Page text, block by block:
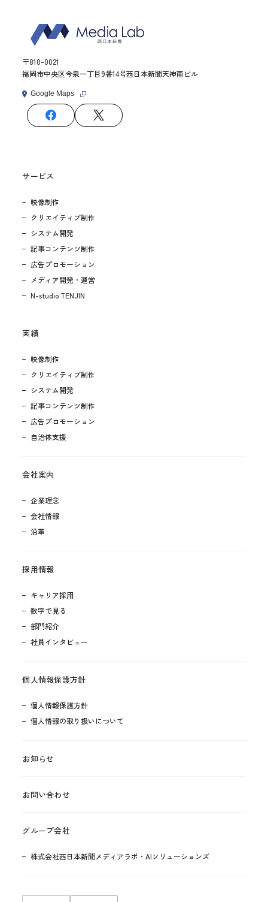
〒810-0021
福岡市中央区今泉一丁目9番14号西日本新聞天神南ビル
Google Maps
サービス
映像制作
クリエイティブ制作
システム開発
記事コンテンツ制作
広告プロモーション
メディア開発・運営
N-studio TENJIN
実績
映像制作
クリエイティブ制作
システム開発
記事コンテンツ制作
広告プロモーション
自治体支援
会社案内
企業理念
会社情報
沿革
採用情報
キャリア採用
数字で見る
部門紹介
社員インタビュー
個人情報保護方針
個人情報保護方針
個人情報の取り扱いについて
お知らせ
お問い合わせ
グループ会社
株式会社西日本新聞メディアラボ・AIソリューションズ